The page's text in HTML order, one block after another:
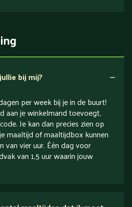
bij mij?
per week bij je in de buurt!
aan je winkelmand toevoegt,
Je kan dan precies zien op
maaltijd of maaltijdbox kunnen
van vier uur. Één dag voor
van 1,5 uur waarin jouw